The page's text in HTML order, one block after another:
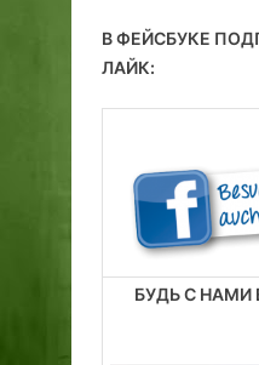
В ФЕЙСБУКЕ
ЛАЙК:
БУДЬ С НАМИ